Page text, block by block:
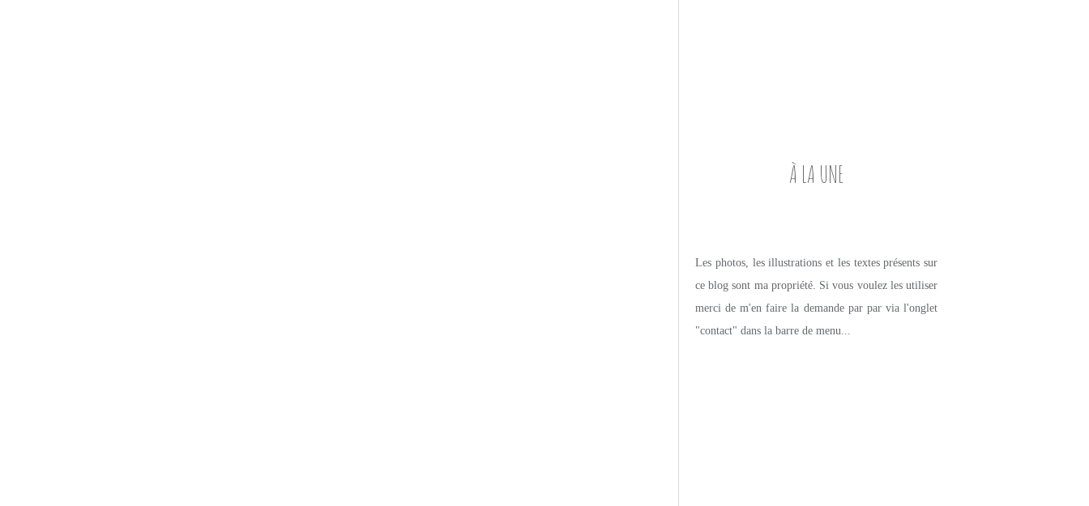
À LA UNE
Les photos, les illustrations et les textes présents sur
ce blog sont ma propriété. Si vous voulez les utiliser
merci de m'en faire la demande par par via l'onglet
"contact" dans la barre de menu...